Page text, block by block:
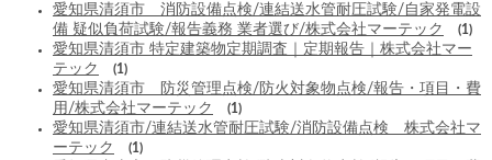
愛知県清須市 消防設備点検/連結送水管耐圧試験/自家発電設
備 疑似負荷試験/報告義務 業者選び/株式会社マーテック
(1)
愛知県清須市 特定建築物定期調査｜定期報告｜株式会社マー
テック
(1)
愛知県清須市 防災管理点検/防火対象物点検/報告・項目・費
用/株式会社マーテック
(1)
愛知県清須市/連結送水管耐圧試験/消防設備点検 株式会社マ
ーテック
(1)